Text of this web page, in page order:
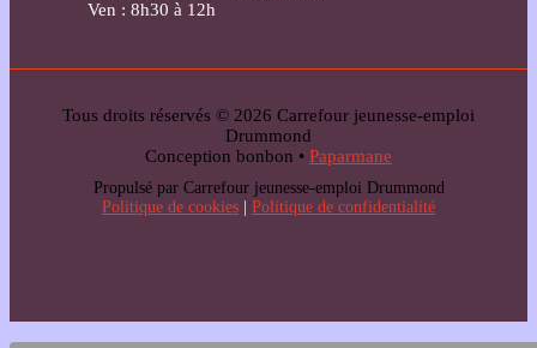
Ven : 8h30 à 12h
Tous droits réservés © 2026 Carrefour jeunesse-emploi
Drummond
Conception bonbon • Paparmane
Propulsé par Carrefour jeunesse-emploi Drummond
Politique de cookies
Politique de confidentialité